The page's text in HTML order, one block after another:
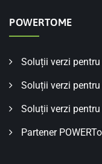
POWERTOME
Soluții verzi
Soluții verzi
Soluții verzi
Partener